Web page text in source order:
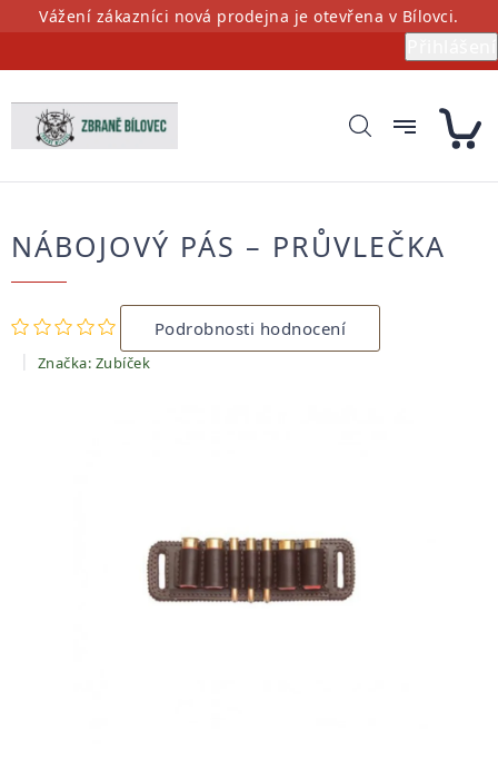
PřejítVážení zákazníci nová prodejna je otevřena v Bílovci.
NÁBOJOVÝ PÁS – PRŮVLEČKA
Průměrné
hodnocení
produktu
je
Podrobnosti hodnocení
Značka: Zubíček